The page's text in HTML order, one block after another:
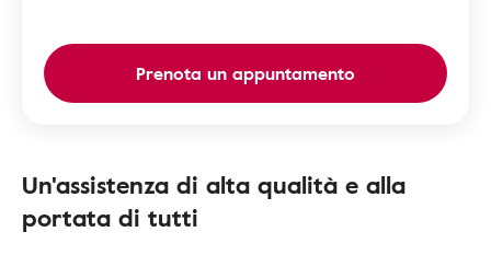
Prenota un appuntamento
Un'assistenza di alta qualità e alla
portata di tutti